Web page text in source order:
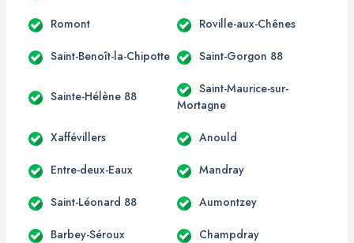
Romont Roville-aux-Chênes
Saint-Benoît-la-Chipotte Saint-Gorgon 88
Sainte-Hélène 88
Saint-Maurice-sur-
Mortagne
Xaffévillers Anould
Entre-deux-Eaux Mandray
Saint-Léonard 88 Aumontzey
Barbey-Séroux Champdray